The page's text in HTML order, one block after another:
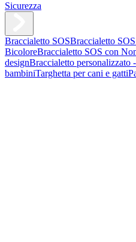
Sicurezza
Braccialetto SOSBraccialetto
BicoloreBraccialetto SOS con
designBraccialetto personalizzato
bambiniTarghetta per cani e gatti